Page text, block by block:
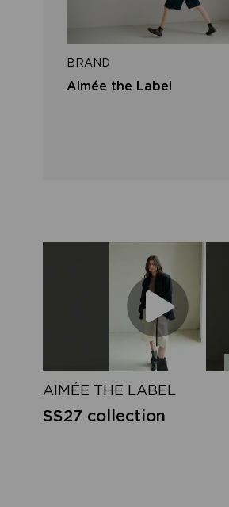
BRAND
Aimée the Label
AIMÉE THE LABEL
SS27 collection